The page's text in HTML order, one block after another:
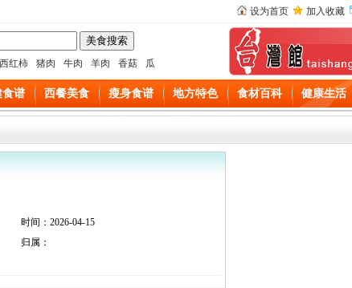
设为首页 加入收藏
西红柿 猪肉 牛肉 羊肉 香菇 瓜
食谱 西餐美食 瘦身食谱 地方特色 食材百科 健康生活
时间：2026-04-15
归属：